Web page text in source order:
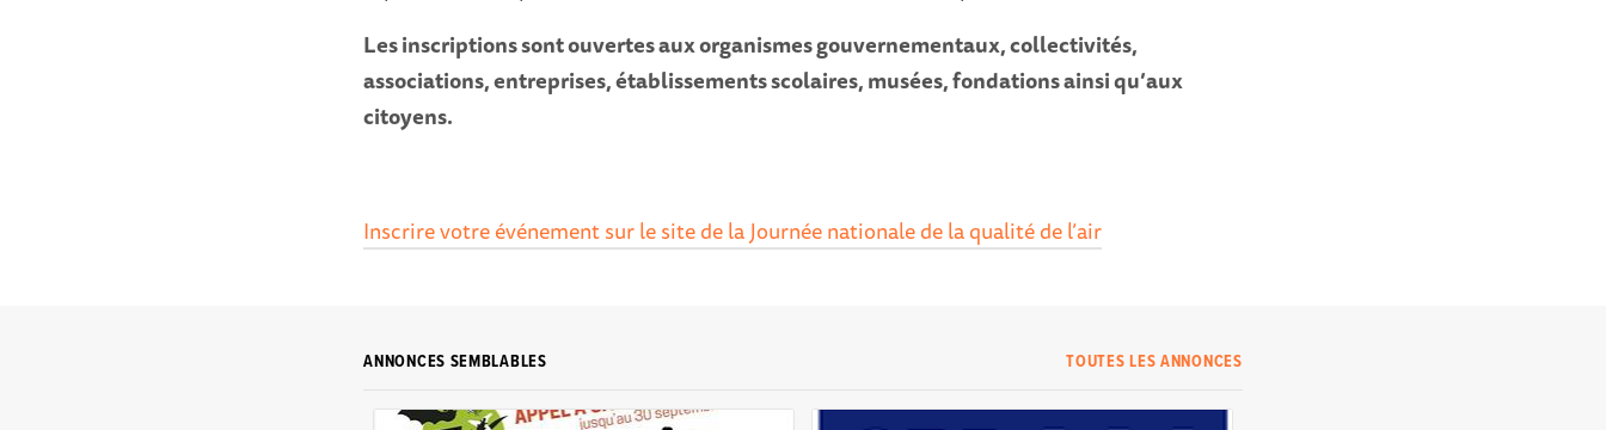
Les inscriptions sont ouvertes aux organismes gouvernementaux, collectivités,
associations, entreprises, établissements scolaires, musées, fondations ainsi qu’aux
citoyens.
Inscrire votre événement sur le site de la Journée nationale de la qualité de l’air
TOUTES LES ANNONCES
ANNONCES SEMBLABLES